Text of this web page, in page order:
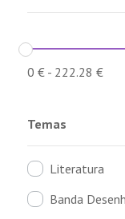
0 €- 222.28 €
Temas
Literatura
Banda